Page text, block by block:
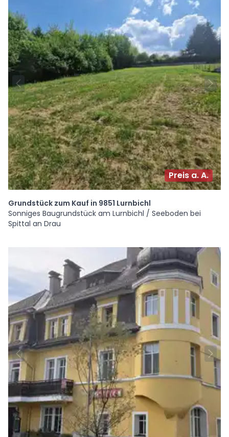
Preis a. A.
Grundstück zum Kauf in 9851 Lurnbichl
Sonniges Baugrundstück am Lurnbichl / Seeboden bei
Spittal an Drau